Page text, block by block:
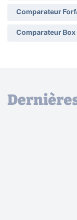
Comparateur
Comparateur